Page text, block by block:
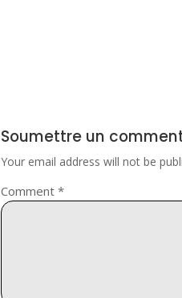
Soumettre un
Your email address will not be
Comment *